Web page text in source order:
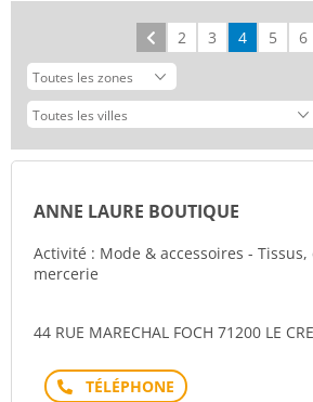
Précédent
2 3 4 5 6
ANNE LAURE BOUTIQUE
Activité : Mode & accessoires -
mercerie
44 RUE MARECHAL FOCH 71200 LE
Téléphone